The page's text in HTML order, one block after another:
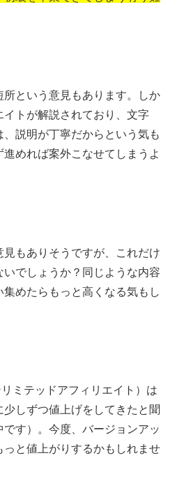
所という意見もあります。しか
イトが解説されており、文字
説明が丁寧だからという気も
めれば案外こなせてしまうよ
見もありそうですが、これだけ
でしょうか？同じような内容
めたらもっと高くなる気もし
ミテッドアフィリエイト）は
しずつ値上げをしてきたと聞
す）。今度、バージョンアッ
と値上がりするかもしれませ